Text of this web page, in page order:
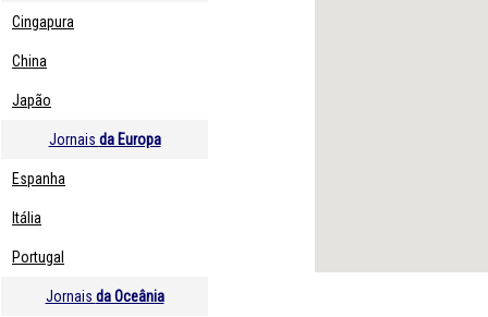
Cingapura
China
Japão
Jornais da Europa
Espanha
Itália
Portugal
Jornais da Oceânia